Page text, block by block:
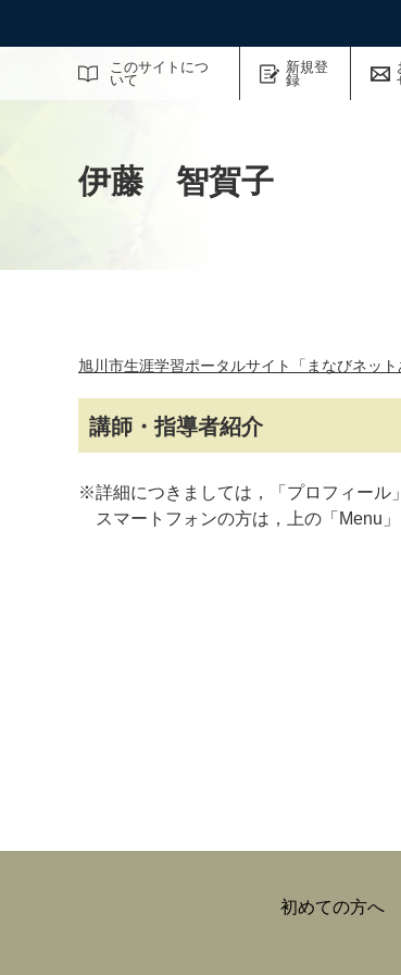
このサイトにつ
いて
新規登
録
サイト内検索
伊藤 智賀子
旭川市生涯学習ポータルサイト「まなびネット
講師・指導者紹介
※詳細につきましては，「プロフィール
スマートフォンの方は，上の「Menu
初めての方へ